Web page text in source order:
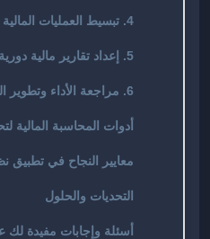
4. تبسيط العمليات المالية
5. إعداد تقارير مالية دورية
6. مراجعة الأداء وتطوير النظام بشكل مستمر
أدوات المحاسبة المالية
معايير النجاح في تطبيق
التحديات والحلول
أسئلة وإجابات مفيدة لك